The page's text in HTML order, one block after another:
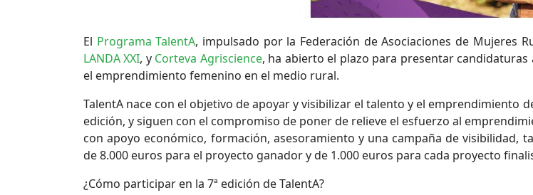
El Programa TalentA, impulsado por la Federación de Asociaciones de Mujeres
LANDA XXI, y Corteva Agriscience, ha abierto el plazo para presentar candidaturas
el emprendimiento femenino en el medio rural.
TalentA nace con el objetivo de apoyar y visibilizar el talento y el emprendimiento
edición, y siguen con el compromiso de poner de relieve el esfuerzo al
con apoyo económico, formación, asesoramiento y una campaña de visibilidad,
de 8.000 euros para el proyecto ganador y de 1.000 euros para cada proyecto
¿Cómo participar en la 7ª edición de TalentA?